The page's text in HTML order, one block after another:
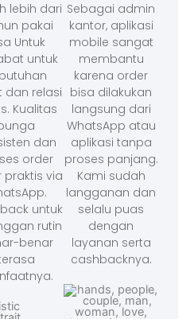
lebih dari
pakai
Untuk
untuk
dan relasi
Kualitas
dan
order
praktis via
untuk
rutin
benar
Sebagai admin
kantor, aplikasi
mobile sangat
membantu
karena order
bisa dilakukan
langsung dari
WhatsApp atau
aplikasi tanpa
proses panjang.
Kami sudah
langganan dan
selalu puas
dengan
layanan serta
cashbacknya.